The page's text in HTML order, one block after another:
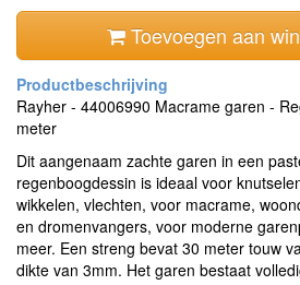
Toevoegen aan
Rayher - 44006990 Macrame garen -
meter
Dit aangenaam zachte garen in een
regenboogdessin is ideaal voor
wikkelen, vlechten, voor macrame,
en dromenvangers, voor moderne
meer. Een streng bevat 30 meter touw
dikte van 3mm. Het garen bestaat